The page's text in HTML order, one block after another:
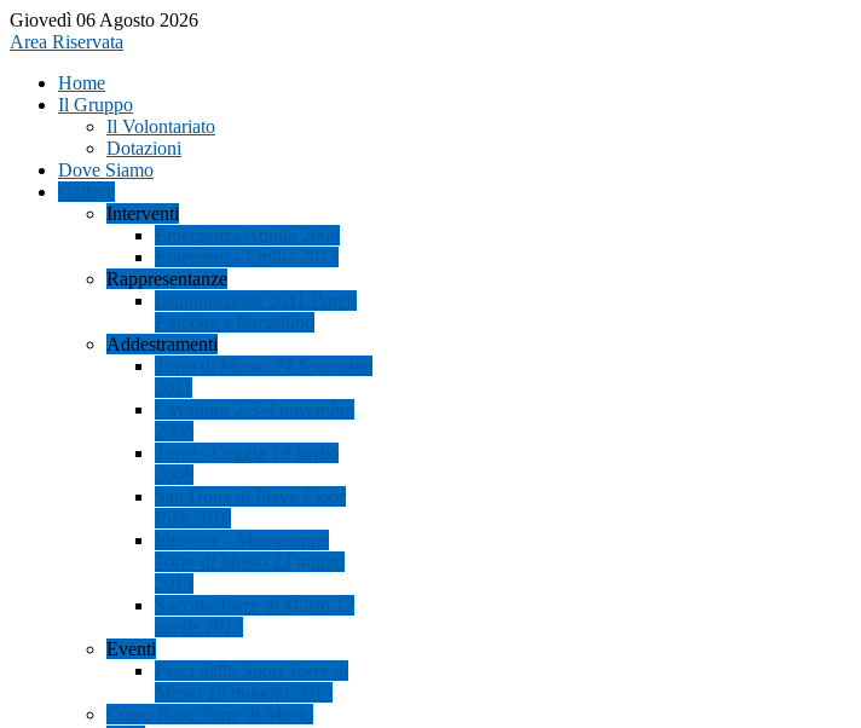
Giovedì 06 Agosto 2026
Area Riservata
Home
Il Gruppo
Il Volontariato
Dotazioni
Dove Siamo
Gallery
Interventi
Emergenza Aquila 2009
Emergenza Emilia 2012
Rappresentanze
Inaugurazione 2011 Parco
Falcone e Borsellino
Addestramenti
Torre di Mosto
24 Settembre
2011
Cavallino
2-3-4 novembre
2006
Torre - Ceggia 19 luglio
2008
San Dona di Piave Floor
Risk 2010
Idrovore - Motopompe
Torre di Mosto 23 marzo
2013
Saccata Torre di Mosto 12
aprile 2013
Eventi
Festa dello Sport Torre di
Mosto 18 maggio 2013
Corso Base Torre di Mosto